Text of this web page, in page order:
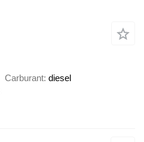
Carburant diesel